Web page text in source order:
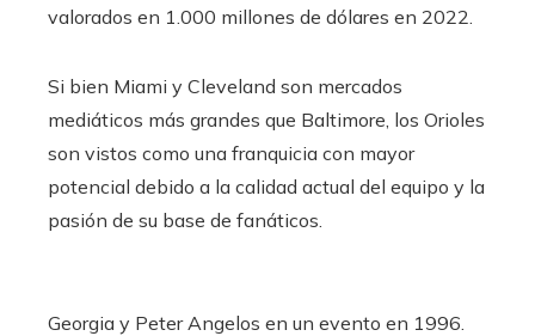
valorados en 1.000 millones de dólares en 2022.
Si bien Miami y Cleveland son mercados
mediáticos más grandes que Baltimore, los Orioles
son vistos como una franquicia con mayor
potencial debido a la calidad actual del equipo y la
pasión de su base de fanáticos.
Georgia y Peter Angelos en un evento en 1996.